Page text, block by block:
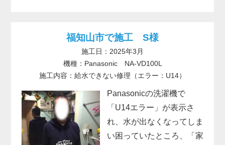
福知山市で施工 S様
施工日：2025年3月
機種：Panasonic NA-VD100L
施工内容：給水できない修理（エラー：U14）
Panasonicの洗濯機で
「U14エラー」が表示さ
れ、水が出なくなってしま
い困っていたところ、「家